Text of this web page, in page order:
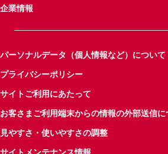
企業情報
パーソナルデータ（個人情報など）について
プライバシーポリシー
サイトご利用にあたって
お客さまご利用端末からの情報の外部送信に
見やすさ・使いやすさの調整